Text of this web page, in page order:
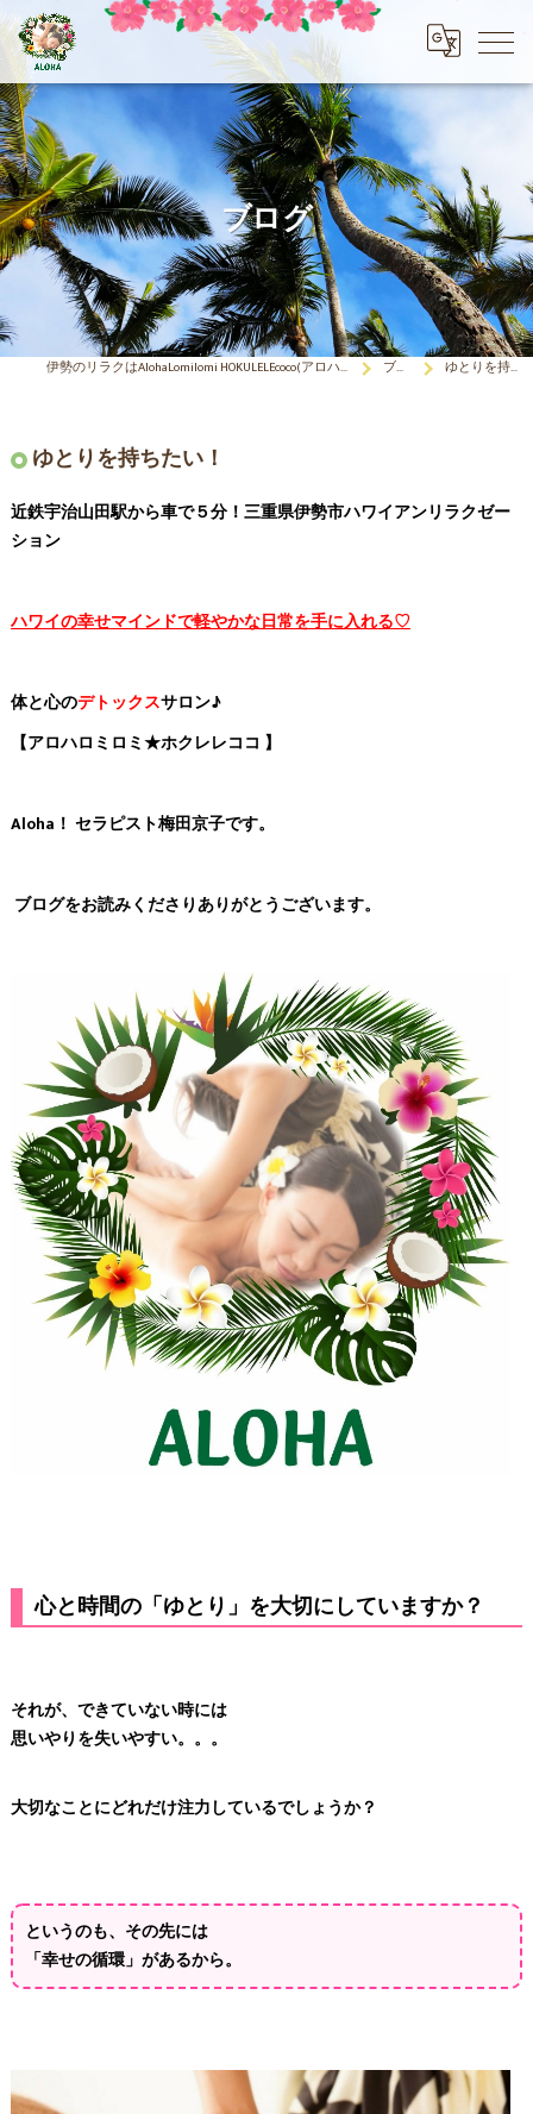
ブログ
伊勢のリラクはAlohaLomilomi HOKULELEcoco(アロハロミロミ ホクレレココ)☆彡 ブログ ゆとりを持ちたい！
ゆとりを持ちたい！
近鉄宇治山田駅から車で５分！三重県伊勢市ハワイアンリラクゼー
ション
ハワイの幸せマインドで軽やかな日常を手に入れる♡
体と心のデトックスサロン♪
【アロハロミロミ★ホクレレココ 】
Aloha！ セラピスト梅田京子です。
ブログをお読みくださりありがとうございます。
心と時間の「ゆとり」を大切にしていますか？
それが、できていない時には
思いやりを失いやすい。。。
大切なことにどれだけ注力しているでしょうか？
というのも、その先には
「幸せの循環」があるから。